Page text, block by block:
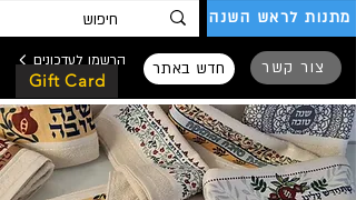
מתנות לראש השנה
צור קשר חדש באתר הרשמו לעדכונים
Gift Card